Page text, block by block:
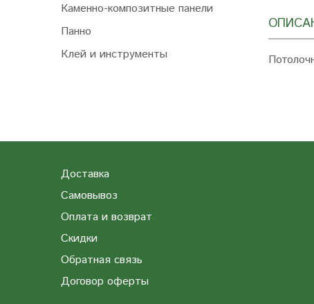
Каменно-композитные панели
Панно
Клей и инструменты
Доставка
Самовывоз
Оплата и возврат
Скидки
Обратная связь
Договор оферты